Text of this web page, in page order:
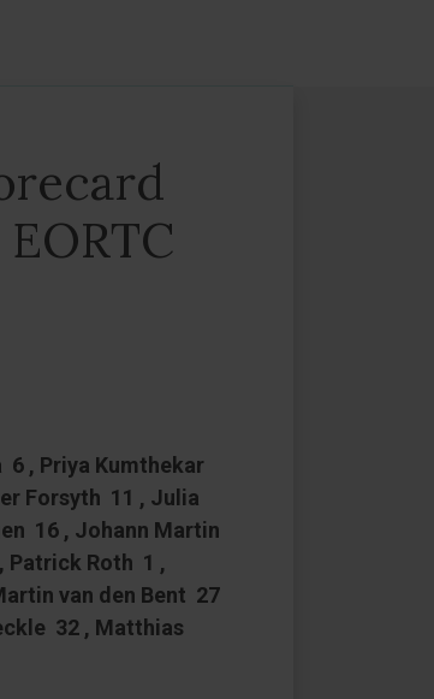
, Priya Kumthekar
Forsyth 11 , Julia
16 , Johann Martin
Patrick Roth 1 ,
van den Bent 27
32 , Matthias